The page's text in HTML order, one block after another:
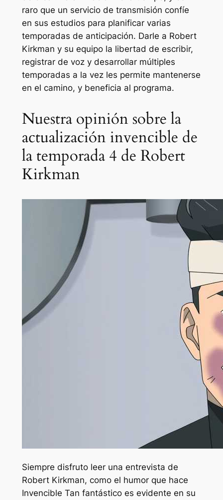
raro que un servicio de transmisión confíe
en sus estudios para planificar varias
temporadas de anticipación. Darle a Robert
Kirkman y su equipo la libertad de escribir,
registrar de voz y desarrollar múltiples
temporadas a la vez les permite mantenerse
en el camino, y beneficia al programa.
Nuestra opinión sobre la
actualización invencible de
la temporada 4 de Robert
Kirkman
Siempre disfruto leer una entrevista de
Robert Kirkman, como el humor que hace
Invencible Tan fantástico es evidente en su